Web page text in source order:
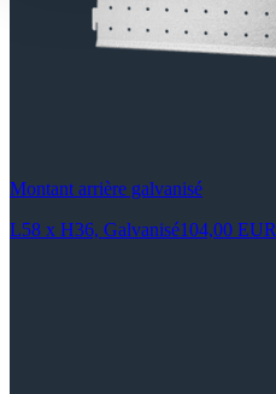
Montant arrière galvanisé
L58 x H36, Galvanisé104,00 EUR